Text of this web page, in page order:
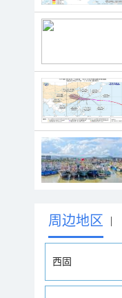
周边地区 |
西固